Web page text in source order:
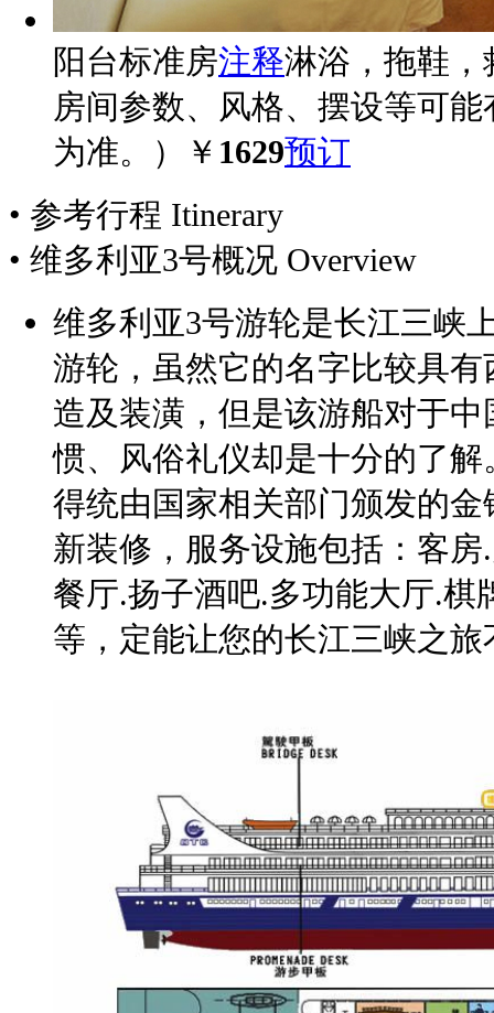
阳台标准房注释淋浴，拖鞋
房间参数、风格、摆设等可
为准。）
￥ 1629预订
• 参考行程 Itinerary
• 维多利亚3号概况 Overview
维多利亚3号游轮是长江三峡
游轮，虽然它的名字比较具
造及装潢，但是该游船对于
惯、风俗礼仪却是十分的了
得统由国家相关部门颁发的
新装修，服务设施包括：客
餐厅.扬子酒吧.多功能大厅.棋
等，定能让您的长江三峡之旅